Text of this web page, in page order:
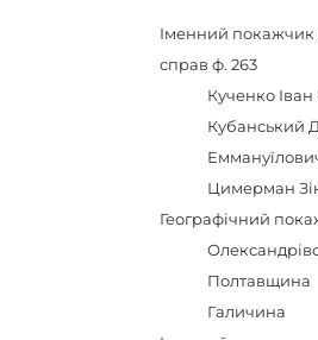
Іменний
справ ф. 263
Кученко Іван
Кубанський
Цимерман
Географічний
Полтавщина
Галичина